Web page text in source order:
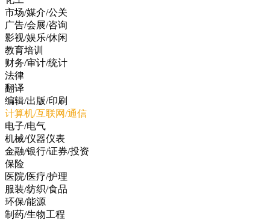
市场/媒介/公关
广告/会展/咨询
影视/娱乐/休闲
教育培训
财务/审计/统计
法律
翻译
编辑/出版/印刷
计算机/互联网/通信
电子/电气
机械/仪器仪表
金融/银行/证券/投资
保险
医院/医疗/护理
服装/纺织/食品
环保/能源
制药/生物工程